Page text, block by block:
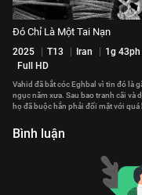
Đó Chỉ Là Một Tai Nạn
2025 T13 Iran
1g 43ph
Full HD
Vahid đã bắt cóc Eghbal vì tin đó là
ngục năm xưa. Sau bao tranh cãi và
họ đã buộc hắn phải đối mặt với quá
Bình luận